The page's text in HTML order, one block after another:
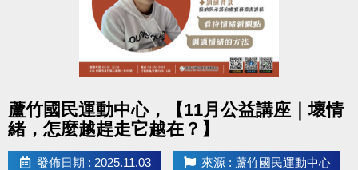
蘆竹國民運動中心，【11月公益講座｜壞情
緒，怎麼越趕走它越在？】
發佈日期 : 2025.11.03 來源 : 蘆竹國民運動中心